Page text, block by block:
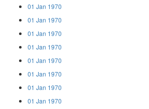
01 Jan 1970
01 Jan 1970
01 Jan 1970
01 Jan 1970
01 Jan 1970
01 Jan 1970
01 Jan 1970
01 Jan 1970